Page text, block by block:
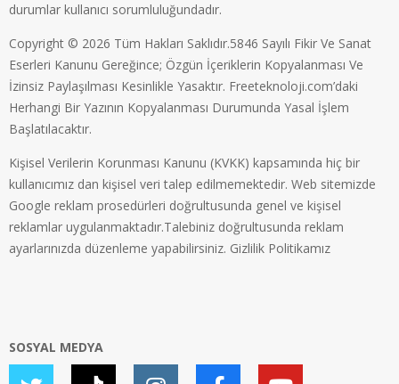
durumlar kullanıcı sorumluluğundadır.
Copyright © 2026 Tüm Hakları Saklıdır.5846 Sayılı Fikir Ve Sanat
Eserleri Kanunu Gereğince; Özgün İçeriklerin Kopyalanması Ve
İzinsiz Paylaşılması Kesinlikle Yasaktır. Freeteknoloji.com’daki
Herhangi Bir Yazının Kopyalanması Durumunda Yasal İşlem
Başlatılacaktır.
Kişisel Verilerin Korunması Kanunu (KVKK) kapsamında hiç bir
kullanıcımız dan kişisel veri talep edilmemektedir. Web sitemizde
Google reklam prosedürleri doğrultusunda genel ve kişisel
reklamlar uygulanmaktadır.Talebiniz doğrultusunda reklam
ayarlarınızda düzenleme yapabilirsiniz. Gizlilik Politikamız
SOSYAL MEDYA